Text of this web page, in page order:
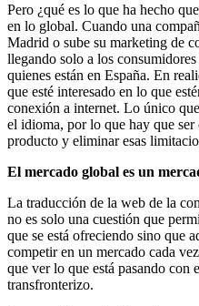
Pero ¿qué es lo que ha hecho
en lo global. Cuando una
Madrid o sube su marketing de
llegando solo a los
quienes están en España. En
que esté interesado en lo que
conexión a internet. Lo único
el idioma, por lo que hay que
producto y eliminar esas
El mercado global es un
La traducción de la web de la
no es solo una cuestión que
que se está ofreciendo sino que
competir en un mercado cada
que ver lo que está pasando con
transfronterizo.